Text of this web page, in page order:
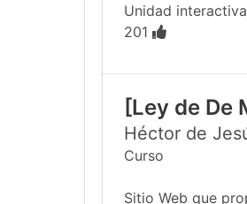
Unidad
201
[Ley de De
Héctor de
Curso
Sitio Web que